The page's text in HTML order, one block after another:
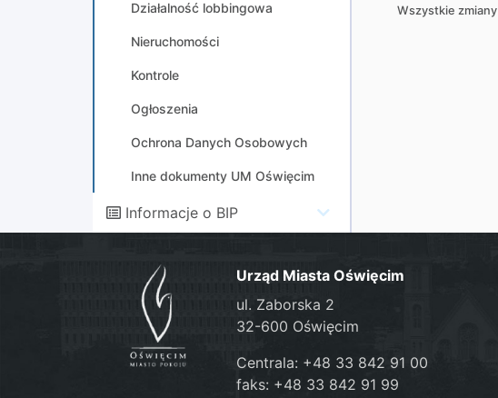
Działalność lobbingowa
Nieruchomości
Kontrole
Ogłoszenia
Ochrona Danych Osobowych
Inne dokumenty UM Oświęcim
Informacje o BIP
Wszystkie zmiany
Urząd Miasta Oświęcim
ul. Zaborska 2
32-600 Oświęcim
Centrala: +48 33 842 91 00
faks: +48 33 842 91 99